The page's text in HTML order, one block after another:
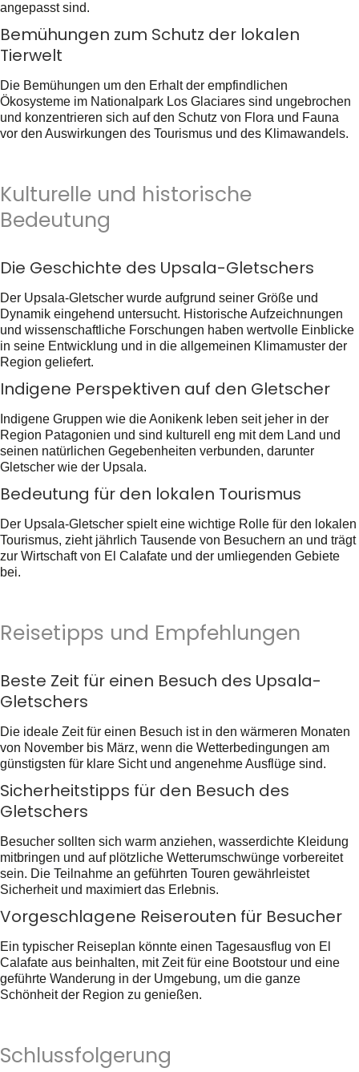
angepasst sind.
Bemühungen zum Schutz der lokalen
Tierwelt
Die Bemühungen um den Erhalt der empfindlichen
Ökosysteme im Nationalpark Los Glaciares sind ungebrochen
und konzentrieren sich auf den Schutz von Flora und Fauna
vor den Auswirkungen des Tourismus und des Klimawandels.
Kulturelle und historische
Bedeutung
Die Geschichte des Upsala-Gletschers
Der Upsala-Gletscher wurde aufgrund seiner Größe und
Dynamik eingehend untersucht. Historische Aufzeichnungen
und wissenschaftliche Forschungen haben wertvolle Einblicke
in seine Entwicklung und in die allgemeinen Klimamuster der
Region geliefert.
Indigene Perspektiven auf den Gletscher
Indigene Gruppen wie die Aonikenk leben seit jeher in der
Region Patagonien und sind kulturell eng mit dem Land und
seinen natürlichen Gegebenheiten verbunden, darunter
Gletscher wie der Upsala.
Bedeutung für den lokalen Tourismus
Der Upsala-Gletscher spielt eine wichtige Rolle für den lokalen
Tourismus, zieht jährlich Tausende von Besuchern an und trägt
zur Wirtschaft von El Calafate und der umliegenden Gebiete
bei.
Reisetipps und Empfehlungen
Beste Zeit für einen Besuch des Upsala-
Gletschers
Die ideale Zeit für einen Besuch ist in den wärmeren Monaten
von November bis März, wenn die Wetterbedingungen am
günstigsten für klare Sicht und angenehme Ausflüge sind.
Sicherheitstipps für den Besuch des
Gletschers
Besucher sollten sich warm anziehen, wasserdichte Kleidung
mitbringen und auf plötzliche Wetterumschwünge vorbereitet
sein. Die Teilnahme an geführten Touren gewährleistet
Sicherheit und maximiert das Erlebnis.
Vorgeschlagene Reiserouten für Besucher
Ein typischer Reiseplan könnte einen Tagesausflug von El
Calafate aus beinhalten, mit Zeit für eine Bootstour und eine
geführte Wanderung in der Umgebung, um die ganze
Schönheit der Region zu genießen.
Schlussfolgerung